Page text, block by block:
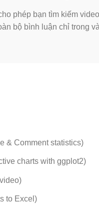
phép bạn tìm kiếm
bộ bình luận chỉ trong
& Comment statistics)
charts with ggplot2)
to Excel)